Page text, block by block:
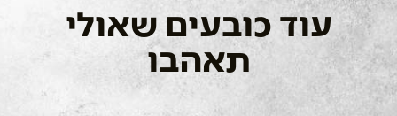
עוד כובעים שאולי
תאהבו